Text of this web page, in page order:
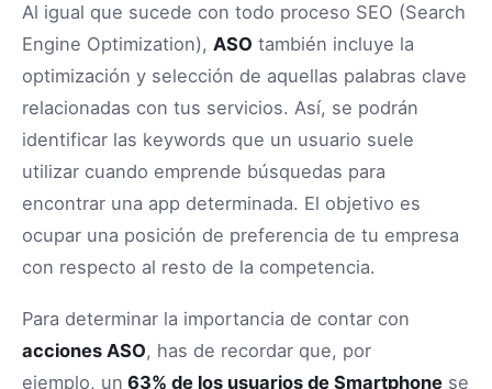
Al igual que sucede con todo proceso SEO (Search
Engine Optimization), ASO también incluye la
optimización y selección de aquellas palabras clave
relacionadas con tus servicios. Así, se podrán
identificar las keywords que un usuario suele
utilizar cuando emprende búsquedas para
encontrar una app determinada. El objetivo es
ocupar una posición de preferencia de tu empresa
con respecto al resto de la competencia.
Para determinar la importancia de contar con
acciones ASO, has de recordar que, por
ejemplo, un 63% de los usuarios de Smartphone se